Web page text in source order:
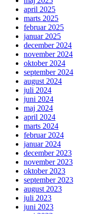
april 2025
marts 2025
februar 2025
januar 2025
december 2024
november 2024
oktober 2024
september 2024
august 2024
juli 2024
juni 2024
maj 2024
april 2024
marts 2024
februar 2024
januar 2024
december 2023
november 2023
oktober 2023
september 2023
august 2023
juli 2023
juni 2023